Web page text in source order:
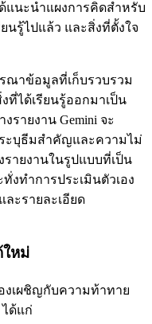
แนะนำแผงการคิดสำหรับ
นรู้ไปแล้ว และสิ่งที่ตั้งใจ
ณาข้อมูลที่เก็บรวบรวม
ที่ได้เรียนรู้ออกมาเป็น
รายงาน Gemini จะ
ะบุธีมสำคัญและความไม่
ายงานในรูปแบบที่เป็น
งทำการประเมินตัวเอง
ะรายละเอียด
หม่
องเผชิญกับความท้าทาย
ด้แก่